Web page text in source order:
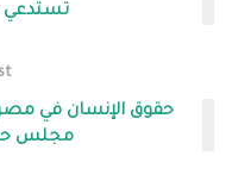
تستدعي
حقوق الإنسان في
مجلس